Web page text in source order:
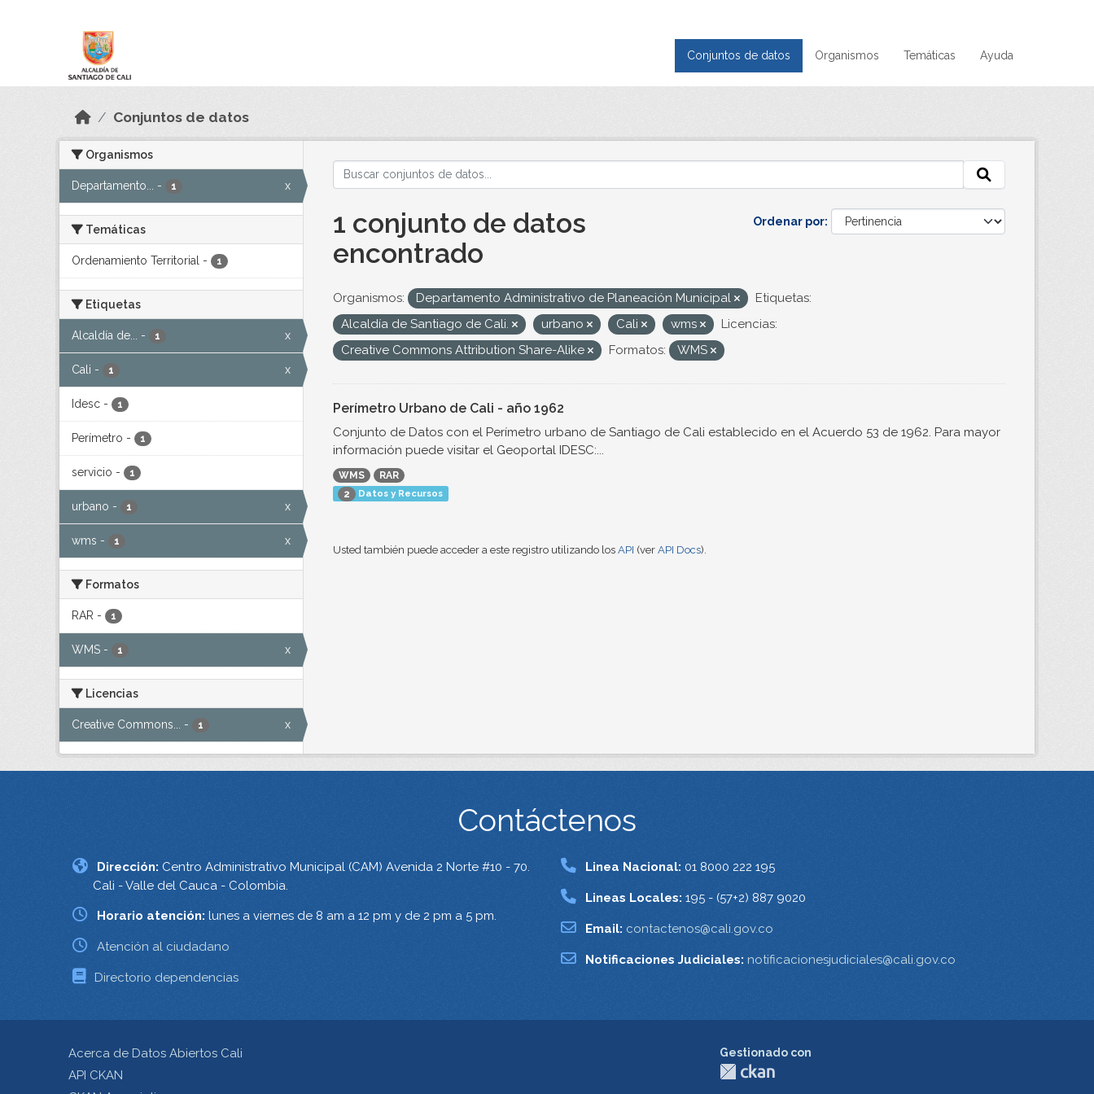
Conjuntos de datos Organismos Temáticas Ayuda
Conjuntos de datos
Organismos
Departamento... - 1 x
Temáticas
Ordenamiento Territorial - 1
Etiquetas
Alcaldía de... - 1 x
Cali - 1 x
Idesc - 1
Perímetro - 1
servicio - 1
urbano - 1 x
wms - 1 x
Formatos
RAR - 1
WMS - 1 x
Licencias
Creative Commons... - 1 x
Ordenar por
1 conjunto de datos
encontrado
Organismos: Departamento Administrativo de Planeación Municipal
Etiquetas:
Alcaldía de Santiago de Cali.
urbano Cali wms
Licencias:
Creative Commons Attribution Share-Alike
Formatos: WMS
Perímetro Urbano de Cali - año 1962
Conjunto de Datos con el Perímetro urbano de Santiago de Cali establecido en el Acuerdo 53 de 1962. Para mayor
información puede visitar el Geoportal IDESC:...
WMS
RAR
2
Datos y Recursos
Usted también puede acceder a este registro utilizando los API (ver API Docs).
Contáctenos
Dirección: Centro Administrativo Municipal (CAM) Avenida 2 Norte #10 - 70.
Cali - Valle del Cauca - Colombia.
Horario atención: lunes a viernes de 8 am a 12 pm y de 2 pm a 5 pm.
Atención al ciudadano
Directorio dependencias
Linea Nacional: 01 8000 222 195
Lineas Locales: 195 - (57+2) 887 9020
Email: contactenos@cali.gov.co
Notificaciones Judiciales: notificacionesjudiciales@cali.gov.co
Acerca de Datos Abiertos Cali
API CKAN
Gestionado con